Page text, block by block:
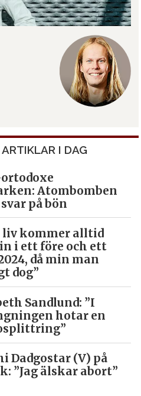
I DAG
Atombomben
på bön
kommer alltid
i ett före och ett
då min man
dog”
Sandlund: ”I
hotar en
Dadgostar (V) på
”Jag älskar abort”